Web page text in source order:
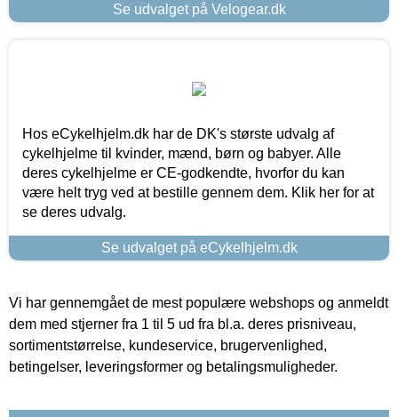
Se udvalget på Velogear.dk
Hos eCykelhjelm.dk har de DK's største udvalg af
cykelhjelme til kvinder, mænd, børn og babyer. Alle
deres cykelhjelme er CE-godkendte, hvorfor du kan
være helt tryg ved at bestille gennem dem. Klik her for at
se deres udvalg.
Se udvalget på eCykelhjelm.dk
Vi har gennemgået de mest populære webshops og anmeldt
dem med stjerner fra 1 til 5 ud fra bl.a. deres prisniveau,
sortimentstørrelse, kundeservice, brugervenlighed,
betingelser, leveringsformer og betalingsmuligheder.